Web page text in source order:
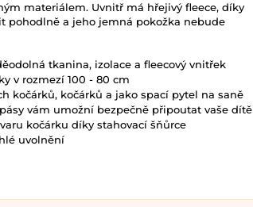
materiálem. Uvnitř má hřejivý fleece, díky
pohodlně a jeho jemná pokožka nebude
tkanina, izolace a fleecový vnitřek
v rozmezí 100 - 80 cm
kočárků, kočárků a jako spací pytel na saně
vám umožní bezpečně připoutat vaše dítě
kočárku díky stahovací šňůrce
uvolnění